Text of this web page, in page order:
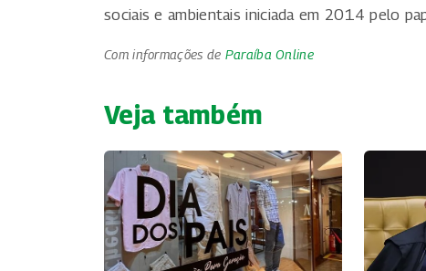
sociais e ambientais iniciada em 2014 pelo
Com informações de Paraíba Online
Veja também